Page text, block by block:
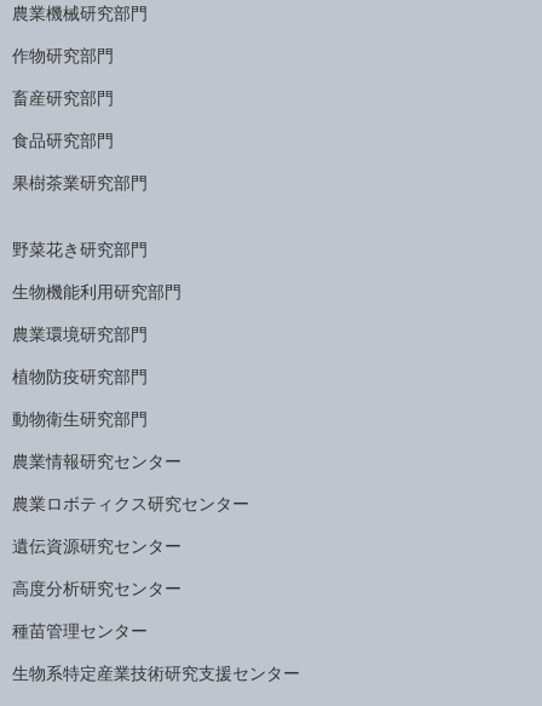
農業機械研究部門
作物研究部門
畜産研究部門
食品研究部門
果樹茶業研究部門
野菜花き研究部門
生物機能利用研究部門
農業環境研究部門
植物防疫研究部門
動物衛生研究部門
農業情報研究センター
農業ロボティクス研究センター
遺伝資源研究センター
高度分析研究センター
種苗管理センター
生物系特定産業技術研究支援センター